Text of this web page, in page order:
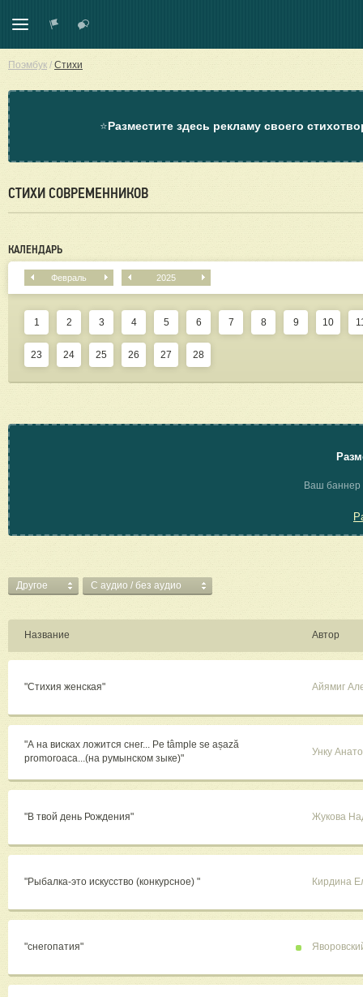
Поэмбук / Стихи
⭐Разместите здесь рекламу своего
СТИХИ СОВРЕМЕННИКОВ
КАЛЕНДАРЬ
Февраль 2025
1 2 3 4 5 6 7 8 9 10
23 24 25 26 27 28
Ваш баннер
Другое C аудио / без аудио
Название Автор
"Стихия женская" Айямиг
"А на висках ложится снег... Pe tâmple se așază
promoroaca...(на румынском зыке)"
Унку
"В твой день Рождения" Жукова
"Рыбалка-это искусство (конкурсное) " Кирдина
"снегопатия"